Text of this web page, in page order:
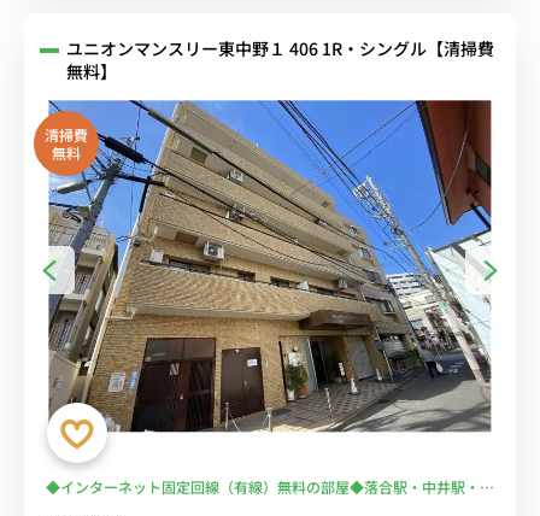
ユニオンマンスリー東中野１ 406 1R・シングル【清掃費
無料】
清掃費
無料
◆インターネット固定回線（有線）無料の部屋◆落合駅・中井駅・東